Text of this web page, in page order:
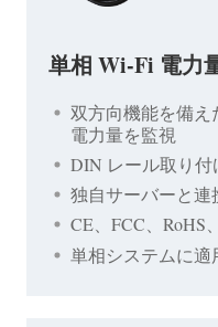
単相 Wi-Fi 電力
双方向機能を備
電力量を監視
DIN レール取り
独自サーバーと
CE、FCC、RoHS
単相システムに適